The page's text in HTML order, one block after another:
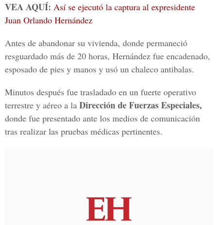
VEA AQUÍ: Así se ejecutó la captura al expresidente
Juan Orlando Hernández
Antes de abandonar su vivienda, donde permaneció
resguardado más de 20 horas, Hernández fue encadenado,
esposado de pies y manos y usó un chaleco antibalas.
Minutos después fue trasladado en un fuerte operativo
terrestre y aéreo a la Dirección de Fuerzas Especiales,
donde fue presentado ante los medios de comunicación
tras realizar las pruebas médicas pertinentes.